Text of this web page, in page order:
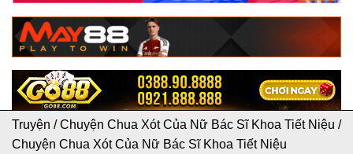
Truyện /Chuyện Chua Xót Của Nữ Bác Sĩ Khoa Tiết Niệu /
Chuyện Chua Xót Của Nữ Bác Sĩ Khoa Tiết Niệu